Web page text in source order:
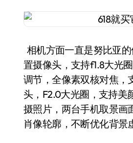
相机方面一直是努比亚
置摄像头，支持f1.8大光
调节，全像素双核对焦，
头，F2.0大光圈，支持美
摄照片，两台手机取景画
肖像轮廓，不断优化背景